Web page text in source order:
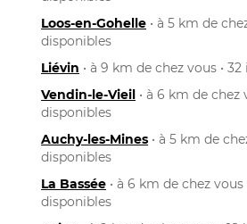
Loos-en-Gohelle • à 5 km de
disponibles
Liévin • à 9 km de chez vous •
Vendin-le-Vieil • à 6 km de
disponibles
Auchy-les-Mines • à 5 km de
disponibles
La Bassée • à 6 km de chez
disponibles